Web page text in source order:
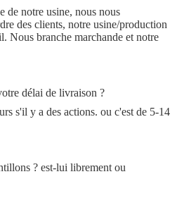
de notre usine, nous nous
des clients, notre usine/production
Nous branche marchande et notre
délai de livraison ?
s'il y a des actions. ou c'est de 5-14
? est-lui librement ou